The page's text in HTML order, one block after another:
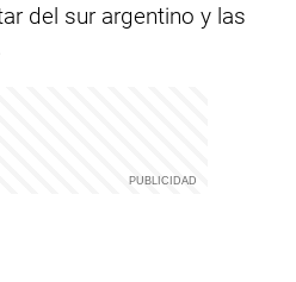
del sur argentino y las